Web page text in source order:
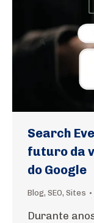
Search
futuro da
do Google
Blog, SEO, Sites
Durante